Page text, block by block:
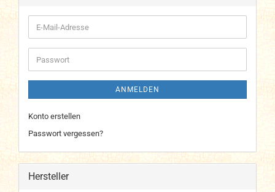
E-
Mail-
Adresse
Passwort
ANMELDEN
Konto erstellen
Passwort vergessen?
Hersteller